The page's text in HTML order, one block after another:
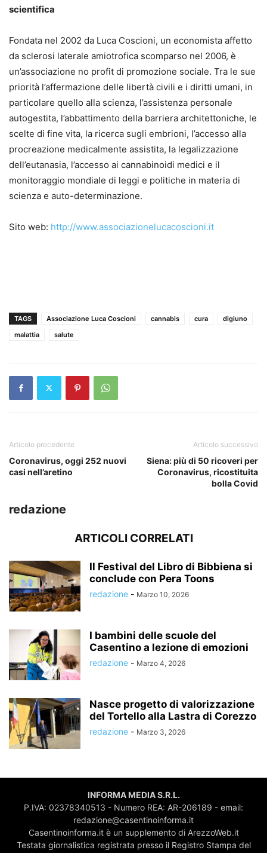
scientifica
Fondata nel 2002 da Luca Coscioni, un economista affetto
da sclerosi laterale amiotrofica scomparso nel 2006, è
un’associazione no profit di promozione sociale. Tra le sue
priorità l’affermazione delle libertà civili e i diritti umani, in
particolare quello alla scienza, l’assistenza personale
autogestita, l’abbattimento della barriera architettoniche, le
scelte di fine vita, la ricerca sugli embrioni, l’accesso alla
procreazione medicalmente assistita, la legalizzazione
dell’eutanasia, l’accesso ai cannabinoidi medici e il
monitoraggio mondiale di leggi e politiche in materia di
scienza e auto-determinazione.
Sito web: http://www.associazionelucacoscioni.it
TAGS Associazione Luca Coscioni cannabis cura
digiuno
malattia
salute
Articolo precedente
Coronavirus, oggi 252 nuovi
casi nell’aretino
Articolo successivo
Siena: più di 50 ricoveri per
Coronavirus, ricostituita
bolla Covid
redazione
ARTICOLI CORRELATI
Il Festival del Libro di Bibbiena si
conclude con Pera Toons
redazione - Marzo 10, 2026
I bambini delle scuole del
Casentino a lezione di emozioni
redazione - Marzo 4, 2026
Nasce progetto di valorizzazione
del Tortello alla Lastra di Corezzo
redazione - Marzo 3, 2026
INFORMA MEDIA S.R.L.
P.IVA: 02378340513 - Numero REA: AR-206189 - email:
redazione@casentinoinforma.it
Casentinoinforma.it è un supplemento di ArezzoWeb.it
Testata giornalistica registrata presso il Registro Stampa del